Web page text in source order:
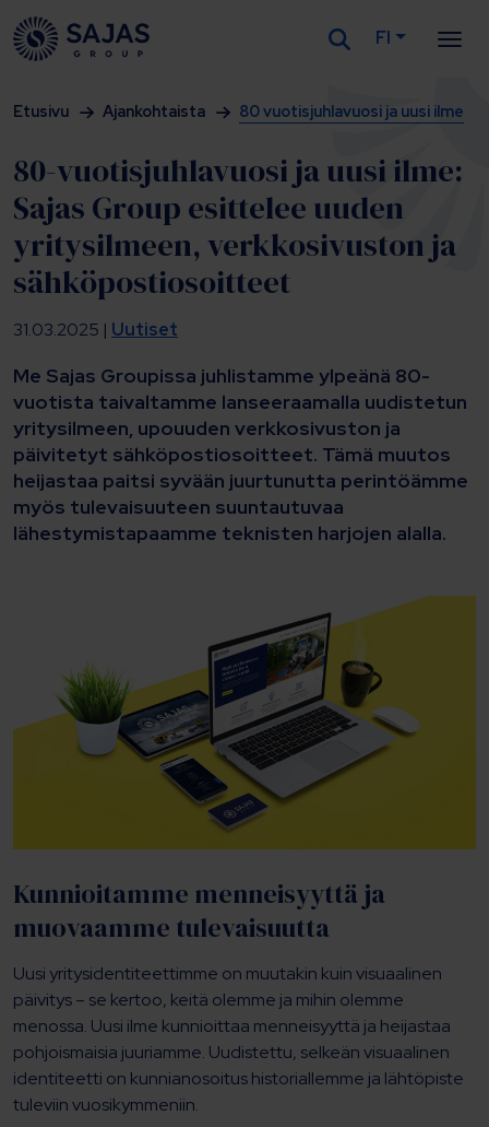
Siirry sisältöön
FI
Etusivu Ajankohtaista 80 vuotisjuhlavuosi ja uusi ilme
80-vuotisjuhlavuosi ja uusi ilme:
Sajas Group esittelee uuden
yritysilmeen, verkkosivuston ja
sähköpostiosoitteet
31.03.2025 | Uutiset
Me Sajas Groupissa juhlistamme ylpeänä 80-
vuotista taivaltamme lanseeraamalla uudistetun
yritysilmeen, upouuden verkkosivuston ja
päivitetyt sähköpostiosoitteet. Tämä muutos
heijastaa paitsi syvään juurtunutta perintöämme
myös tulevaisuuteen suuntautuvaa
lähestymistapaamme teknisten harjojen alalla.
Kunnioitamme menneisyyttä ja
muovaamme tulevaisuutta
Uusi yritysidentiteettimme on muutakin kuin visuaalinen
päivitys – se kertoo, keitä olemme ja mihin olemme
menossa. Uusi ilme kunnioittaa menneisyyttä ja heijastaa
pohjoismaisia juuriamme. Uudistettu, selkeän visuaalinen
identiteetti on kunnianosoitus historiallemme ja lähtöpiste
tuleviin vuosikymmeniin.